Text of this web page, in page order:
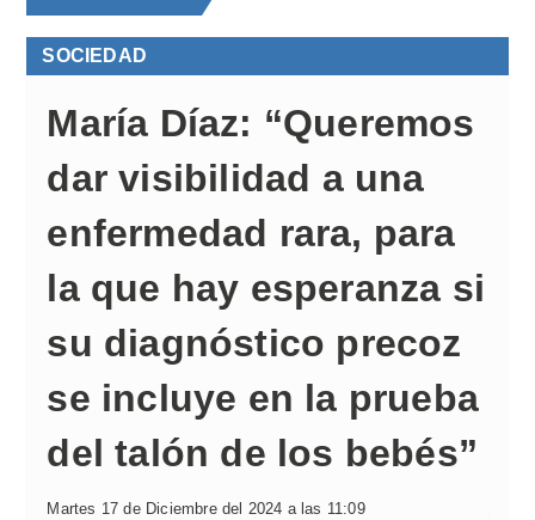
SOCIEDAD
María Díaz: “Queremos
dar visibilidad a una
enfermedad rara, para
la que hay esperanza si
su diagnóstico precoz
se incluye en la prueba
del talón de los bebés”
Martes 17 de Diciembre del 2024 a las 11:09